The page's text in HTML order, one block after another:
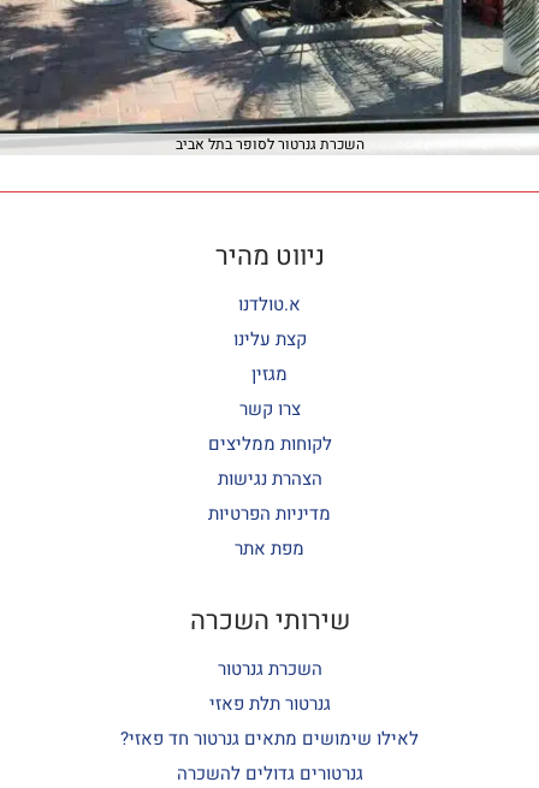
השכרת גנרטור לסופר בתל אביב
ניווט מהיר
א.טולדנו
קצת עלינו
מגזין
צרו קשר
לקוחות ממליצים
הצהרת נגישות
מדיניות הפרטיות
מפת אתר
שירותי השכרה
השכרת גנרטור
גנרטור תלת פאזי
לאילו שימושים מתאים גנרטור חד פאזי?
גנרטורים גדולים להשכרה